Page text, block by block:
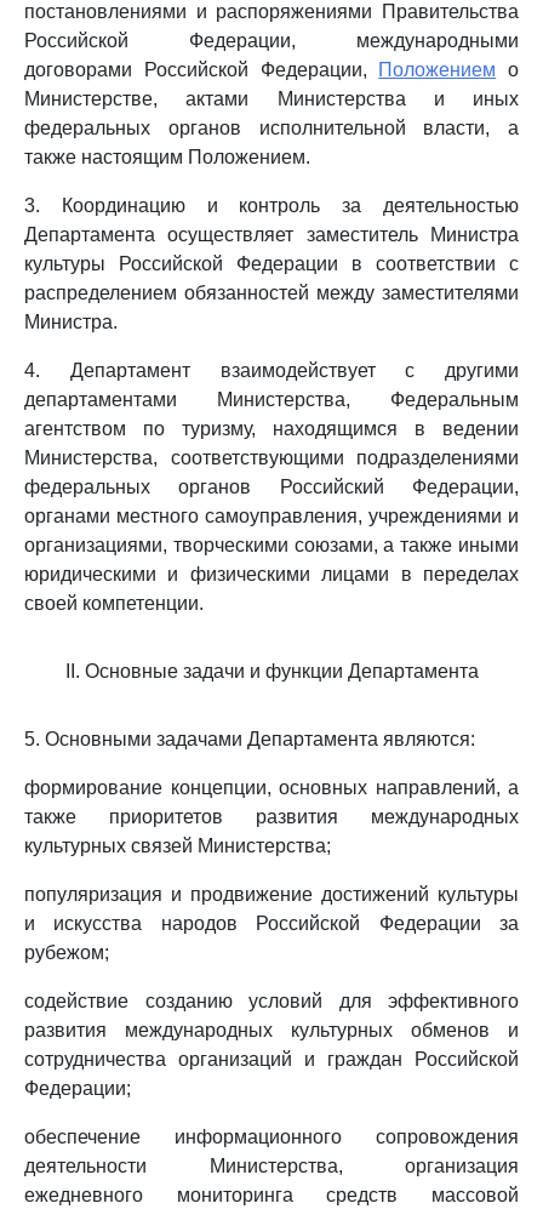
постановлениями и распоряжениями Правительства
Российской Федерации, международными
договорами Российской Федерации,
Положением о
Министерстве, актами Министерства и иных
федеральных органов исполнительной власти, а
также настоящим Положением.
3. Координацию и контроль за деятельностью
Департамента осуществляет заместитель Министра
культуры Российской Федерации в соответствии с
распределением обязанностей между заместителями
Министра.
4. Департамент взаимодействует с другими
департаментами Министерства, Федеральным
агентством по туризму, находящимся в ведении
Министерства, соответствующими подразделениями
федеральных органов Российский Федерации,
органами местного самоуправления, учреждениями и
организациями, творческими союзами, а также иными
юридическими и физическими лицами в переделах
своей компетенции.
II. Основные задачи и функции Департамента
5. Основными задачами Департамента являются:
формирование концепции, основных направлений, а
также приоритетов развития международных
культурных связей Министерства;
популяризация и продвижение достижений культуры
и искусства народов Российской Федерации за
рубежом;
содействие созданию условий для эффективного
развития международных культурных обменов и
сотрудничества организаций и граждан Российской
Федерации;
обеспечение информационного сопровождения
деятельности Министерства, организация
ежедневного мониторинга средств массовой